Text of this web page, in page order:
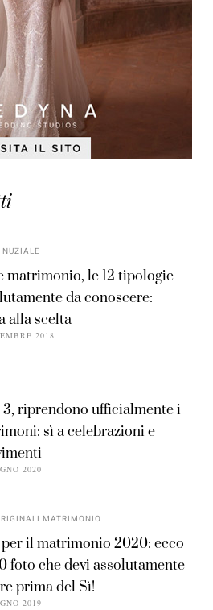
NUZIALE
matrimonio, le 12 tipologie
da conoscere:
alla scelta
2018
3, riprendono ufficialmente i
sì a celebrazioni e
2020
MATRIMONIO
il matrimonio 2020: ecco
foto che devi assolutamente
prima del Sì!
2019